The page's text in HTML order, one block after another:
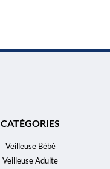
CATÉGORIES
Veilleuse Bébé
Veilleuse Adulte